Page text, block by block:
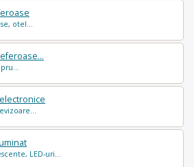
otel...
LED-uri...